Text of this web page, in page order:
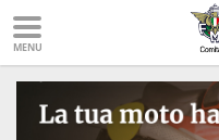
MENU